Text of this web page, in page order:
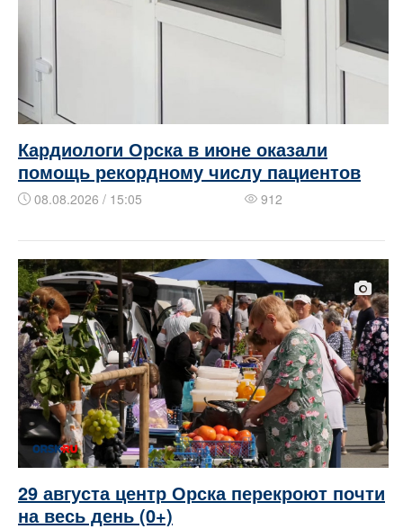
Кардиологи Орска в июне оказали
помощь рекордному числу пациентов
08.08.2026 / 15:05 912
29 августа центр Орска перекроют почти
на весь день (0+)